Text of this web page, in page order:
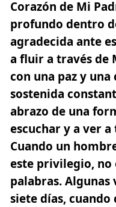
Corazón de Mi
profundo dentro
agradecida ante
a fluir a través de
con una paz y
sostenida
abrazo de una
escuchar y a ver
Cuando un
este privilegio, no
palabras. Algunas
siete días,